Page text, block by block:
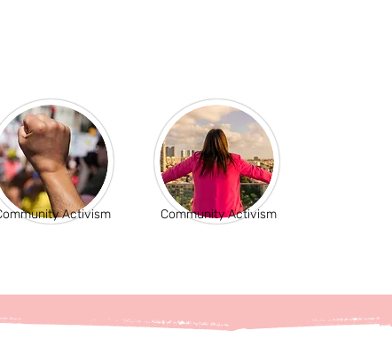
Activism Community Activism